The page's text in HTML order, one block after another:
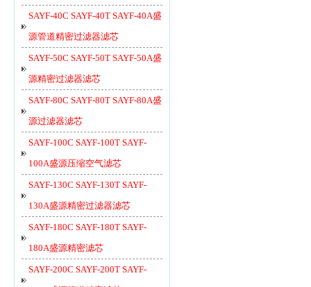
SAYF-40C SAYF-40T SAYF-40A盛
源管道精密过滤器滤芯
SAYF-50C SAYF-50T SAYF-50A盛
源精密过滤器滤芯
SAYF-80C SAYF-80T SAYF-80A盛
源过滤器滤芯
SAYF-100C SAYF-100T SAYF-
100A盛源压缩空气滤芯
SAYF-130C SAYF-130T SAYF-
130A盛源精密过滤器滤芯
SAYF-180C SAYF-180T SAYF-
180A盛源精密滤芯
SAYF-200C SAYF-200T SAYF-